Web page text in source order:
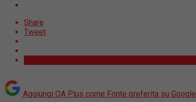
Share
Tweet
Aggiungi OA Plus come Fonte preferita su Google